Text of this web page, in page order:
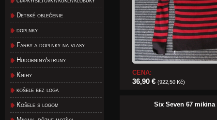
Detské oblečenie
doplnky
Farby a doplnky na vlasy
Hudobniny/struny
Knihy
košele bez loga
Košele s logom
CENA:
36,90 € (922,50 Kč)
Six Seven 67 mikina